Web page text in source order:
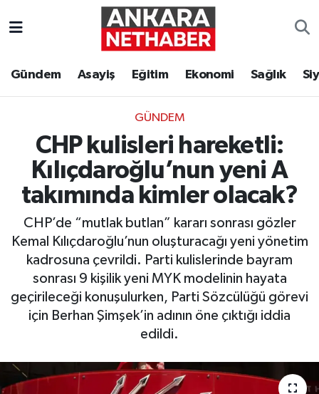
Gündem Asayiş Eğitim Ekonomi Sağlık
GÜNDEM
CHP kulisleri hareketli:
Kılıçdaroğlu’nun yeni A
takımında kimler olacak?
CHP’de “mutlak butlan” kararı sonrası gözler
Kemal Kılıçdaroğlu’nun oluşturacağı yeni yönetim
kadrosuna çevrildi. Parti kulislerinde bayram
sonrası 9 kişilik yeni MYK modelinin hayata
geçirileceği konuşulurken, Parti Sözcülüğü görevi
için Berhan Şimşek’in adının öne çıktığı iddia
edildi.
Ekonomi
Gündem
Kim Kimdir Nereli
Resmi İlanlar
Sağlık
Spor
Ankara Hava Durumu
Tüm Manşetler
Son Dakika Haberleri
Haber Arşivi